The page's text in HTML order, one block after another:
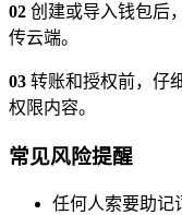
02 创建或导入钱包后
传云端。
03 转账和授权前，仔
权限内容。
常见风险提醒
任何人索要助记